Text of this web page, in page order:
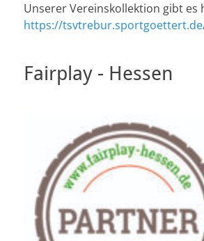
Unserer Vereinskollektion gibt es
https://
Fairplay - Hessen